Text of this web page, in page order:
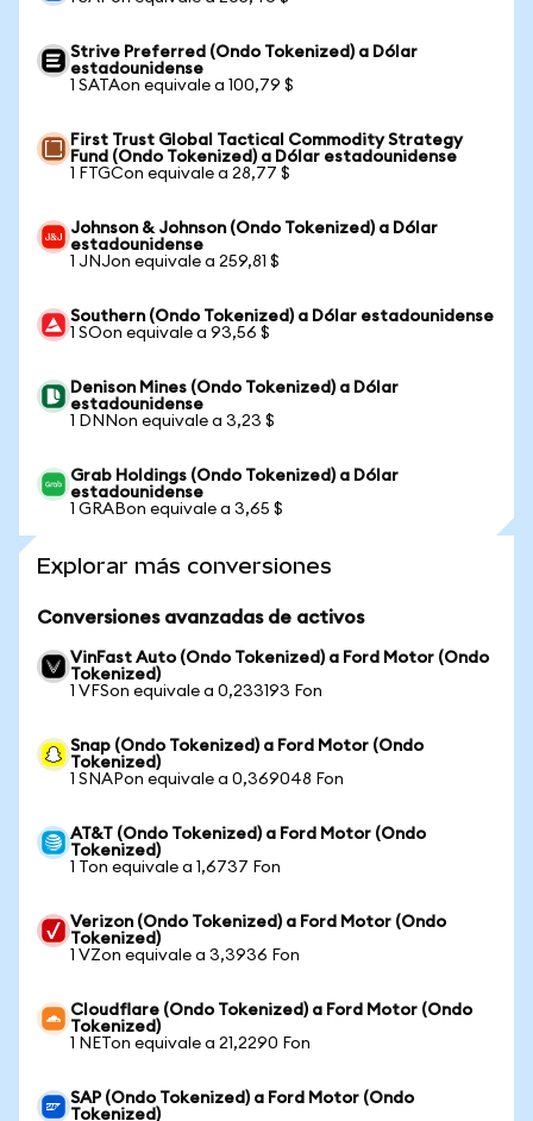
Strive Preferred (Ondo Tokenized) a Dólar
estadounidense
1 SATAon equivale a 100,79 $
First Trust Global Tactical Commodity Strategy
Fund (Ondo Tokenized) a Dólar estadounidense
1 FTGCon equivale a 28,77 $
Johnson & Johnson (Ondo Tokenized) a Dólar
estadounidense
1 JNJon equivale a 259,81 $
Southern (Ondo Tokenized) a Dólar estadounidense
1 SOon equivale a 93,56 $
Denison Mines (Ondo Tokenized) a Dólar
estadounidense
1 DNNon equivale a 3,23 $
Grab Holdings (Ondo Tokenized) a Dólar
estadounidense
1 GRABon equivale a 3,65 $
Explorar más conversiones
Conversiones avanzadas de activos
VinFast Auto (Ondo Tokenized) a Ford Motor (Ondo
Tokenized)
1 VFSon equivale a 0,233193 Fon
Snap (Ondo Tokenized) a Ford Motor (Ondo
Tokenized)
1 SNAPon equivale a 0,369048 Fon
AT&T (Ondo Tokenized) a Ford Motor (Ondo
Tokenized)
1 Ton equivale a 1,6737 Fon
Verizon (Ondo Tokenized) a Ford Motor (Ondo
Tokenized)
1 VZon equivale a 3,3936 Fon
Cloudflare (Ondo Tokenized) a Ford Motor (Ondo
Tokenized)
1 NETon equivale a 21,2290 Fon
SAP (Ondo Tokenized) a Ford Motor (Ondo
Tokenized)